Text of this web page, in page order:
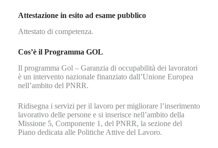
Attestazione in esito ad esame pubblico
Attestato di competenza.
Cos’è il Programma GOL
Il programma Gol – Garanzia di occupabilità dei lavoratori
è un intervento nazionale finanziato dall’Unione Europea
nell’ambito del PNRR.
Ridisegna i servizi per il lavoro per migliorare l’inserimento
lavorativo delle persone e si inserisce nell’ambito della
Missione 5, Componente 1, del PNRR, la sezione del
Piano dedicata alle Politiche Attive del Lavoro.